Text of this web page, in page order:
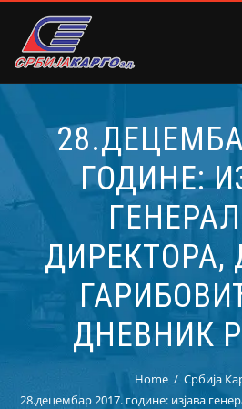
ГОДИНЕ:
ДНЕВНИК
Home
Србија
28.децембар 2017. године: изјава